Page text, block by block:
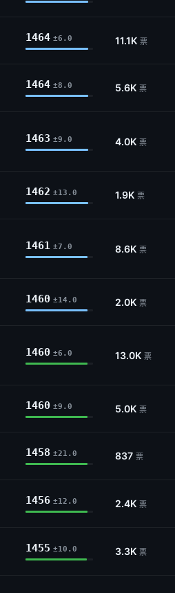
1464 ±6.0 11.1K 票
1464 ±8.0 5.6K 票
1463 ±9.0 4.0K 票
1462 ±13.0 1.9K 票
1461 ±7.0 8.6K 票
1460 ±14.0 2.0K 票
1460 ±6.0 13.0K 票
1460 ±9.0 5.0K 票
1458 ±21.0 837 票
1456 ±12.0 2.4K 票
1455 ±10.0 3.3K 票